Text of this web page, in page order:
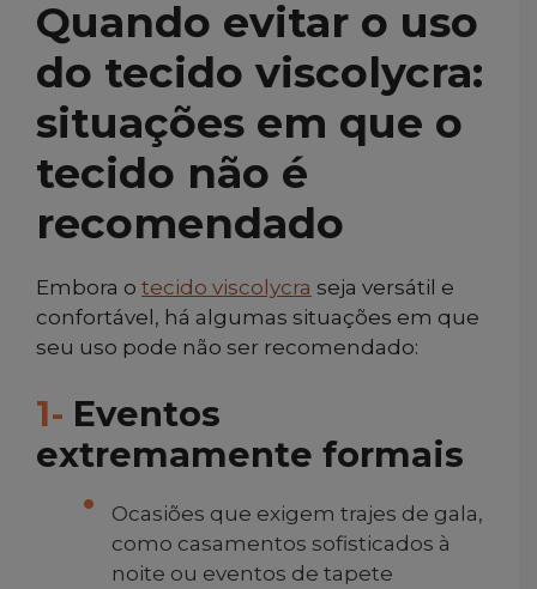
Quando evitar o uso
do tecido viscolycra:
situações em que o
tecido não é
recomendado
Embora o tecido viscolycra seja versátil e
confortável, há algumas situações em que
seu uso pode não ser recomendado:
1- Eventos
extremamente formais
Ocasiões que exigem trajes de gala,
como casamentos sofisticados à
noite ou eventos de tapete